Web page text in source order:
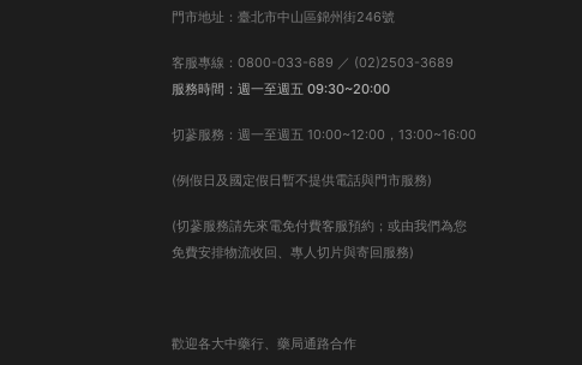
門市地址：臺北市中山區錦州街246號
客服專線：0800-033-689 ／ (02)2503-3689
服務時間：週一至週五 09:30~20:00
切蔘服務：週一至週五 10:00~12:00，13:00~16:00
(例假日及國定假日暫不提供電話與門市服務)
(切蔘服務請先來電免付費客服預約；或由我們為您
免費安排物流收回、專人切片與寄回服務)
歡迎各大中藥行、藥局通路合作